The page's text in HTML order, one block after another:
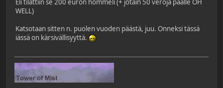
WELL)
Katsotaan sitten n. puolen vuoden päästä, juu. Onneksi tässä
iässä on kärsivällisyyttä.